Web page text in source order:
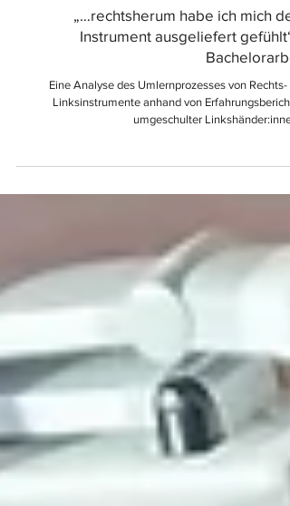
Dirk Becker
„…rechtsherum habe ich mich
Instrument ausgeliefert gefühlt“
Eine Analyse des Umlernprozesses von Rechts-
umgeschulter